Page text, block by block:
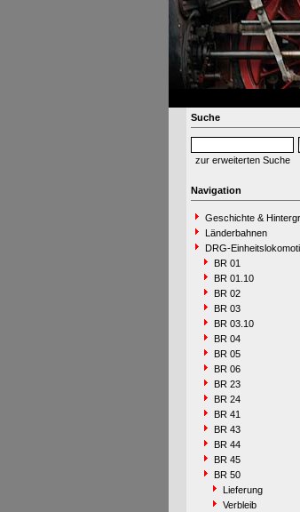
Suche
zur erweiterten Suche
Navigation
Geschichte &
Länderbahnen
DRG-
BR 01
BR 01.10
BR 02
BR 03
BR 03.10
BR 04
BR 05
BR 06
BR 23
BR 24
BR 41
BR 43
BR 44
BR 45
BR 50
Lieferung
Verbleib